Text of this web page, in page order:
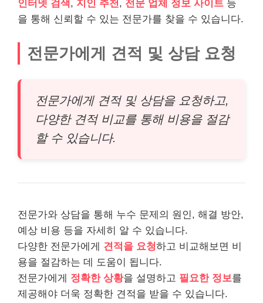
인터넷 검색, 지인 추천, 전문 업체 정보 사이트 등
을 통해 신뢰할 수 있는 전문가를 찾을 수 있습니다.
전문가에게 견적 및 상담 요청
전문가에게 견적 및 상담을 요청하고,
다양한 견적 비교를 통해 비용을 절감
할 수 있습니다.
전문가와 상담을 통해 누수 문제의 원인, 해결 방안,
예상 비용 등을 자세히 알 수 있습니다.
다양한 전문가에게 견적을 요청하고 비교해보면 비
용을 절감하는 데 도움이 됩니다.
전문가에게 정확한 상황을 설명하고 필요한 정보를
제공해야 더욱 정확한 견적을 받을 수 있습니다.